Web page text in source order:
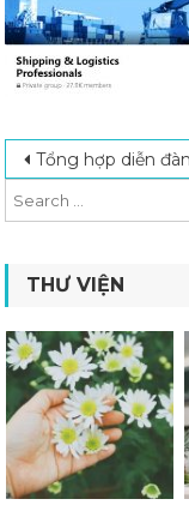
Post
Tổng hợp diễn đàn xuất nhập khẩu – logistics
THƯ VIỆN